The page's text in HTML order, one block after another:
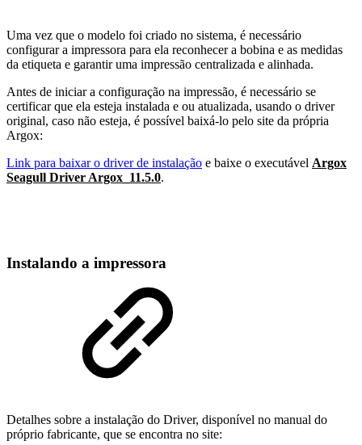
Uma vez que o modelo foi criado no sistema, é necessário
configurar a impressora para ela reconhecer a bobina e as medidas
da etiqueta e garantir uma impressão centralizada e alinhada.
Antes de iniciar a configuração na impressão, é necessário se
certificar que ela esteja instalada e ou atualizada, usando o driver
original, caso não esteja, é possível baixá-lo pelo site da própria
Argox:
Link para baixar o driver de instalação e baixe o executável Argox
Seagull Driver Argox_11.5.0.
Instalando a impressora
Detalhes sobre a instalação do Driver, disponível no manual do
próprio fabricante, que se encontra no site: